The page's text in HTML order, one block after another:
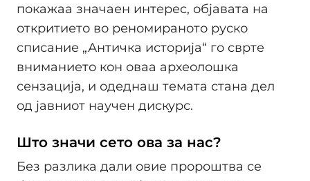
покажаа значаен интерес, објавата на
откритието во реномираното руско
списание „Античка историја“ го сврте
вниманието кон оваа археолошка
сензација, и одеднаш темата стана дел
од јавниот научен дискурс.
Што значи сето ова за нас?
Без разлика дали овие пророштва се